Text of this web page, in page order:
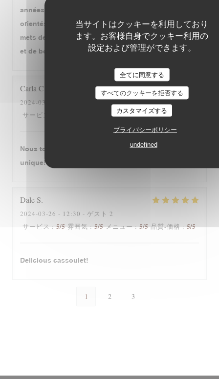
当サイトはクッキーを利用しており
ます。お客様自身でクッキー利用の
設定および管理ができます。
全てに同意する
すべてのクッキーを拒否する
カスタマイズする
プライバシーポリシー
undefined
années... Jolie carte avec des grands classiques
orientés vers le Sud Ouest, ample carte des vins,
mets de qualité, bien préparés et personnel aimable
et de bon conseil. Tout cela est déjà très généreux!
CarlaC
2024-03-28
- 19:00 - ゲスト 4
サービス
メニュー: 5/5 品質-価格
Nous tombons amourex de cette restaurant. C‘est
unique!
Dale S
2024-03-26 - 12:30 - ゲスト 2
サービス : 5/5 雰囲気: 5/5 メニュー: 5/5 品質-価格: 5/5
Delicious cassoulet!
1 2 3